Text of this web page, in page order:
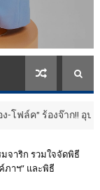
!! อุปกรณ์ม่วนจอยงา
จาริก รวมใจจัดพิธี
าฯ” และพิธี